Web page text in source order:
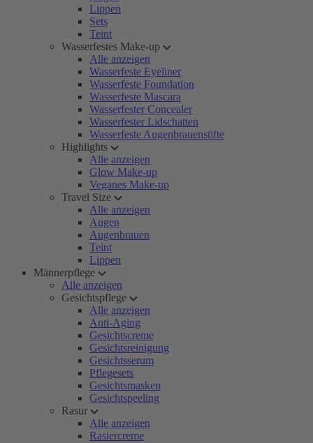
Lippen
Sets
Teint
Wasserfestes Make-up
Alle anzeigen
Wasserfeste Eyeliner
Wasserfeste Foundation
Wasserfeste Mascara
Wasserfester Concealer
Wasserfester Lidschatten
Wasserfeste Augenbrauenstifte
Highlights
Alle anzeigen
Glow Make-up
Veganes Make-up
Travel Size
Alle anzeigen
Augen
Augenbrauen
Teint
Lippen
Männerpflege
Alle anzeigen
Gesichtspflege
Alle anzeigen
Anti-Aging
Gesichtscreme
Gesichtsreinigung
Gesichtsserum
Pflegesets
Gesichtsmasken
Gesichtspeeling
Rasur
Alle anzeigen
Rasiercreme